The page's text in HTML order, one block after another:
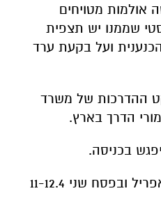
אולמות מטויחים
שממנו יש תצפית
ועל בקעת ערד
ההדרכות של משרד
הדרך בארץ.
בכניסה.
מתי: בימי שישי ושבת באפריל ובפסח שני 11-12.4